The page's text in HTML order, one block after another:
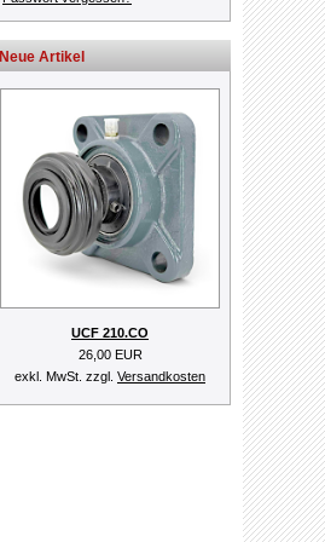
Neue Artikel
UCF 210.CO
26,00 EUR
exkl. MwSt. zzgl. Versandkosten